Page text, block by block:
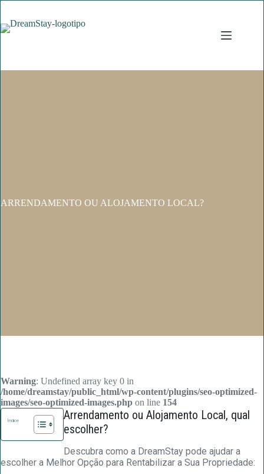
o
ARRENDAMENTO OU ALOJAMENTO LOCAL?
Warning: Undefined array key 0 in
/home/dreamstay/public_html/wp-content/plugins/seo-optimized-
images/seo-optimized-images.php on line 154
Índice
Arrendamento ou Alojamento Local, qual
escolher?
Descubra como a DreamStay pode ajudar a
escolher a Melhor Opção para Rentabilizar a Sua Propriedade: